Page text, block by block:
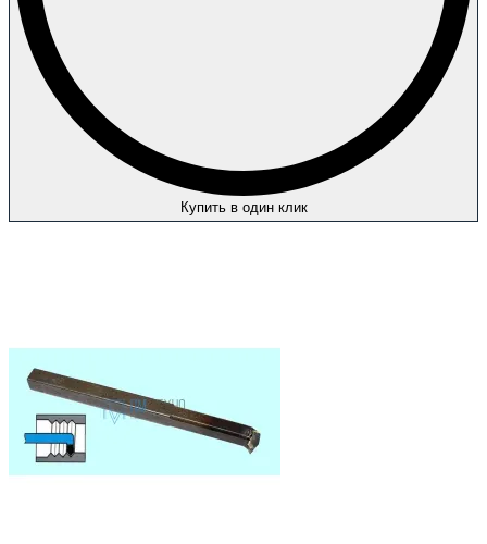
Купить в один клик